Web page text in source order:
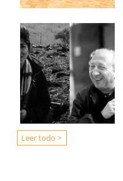
Leer todo >